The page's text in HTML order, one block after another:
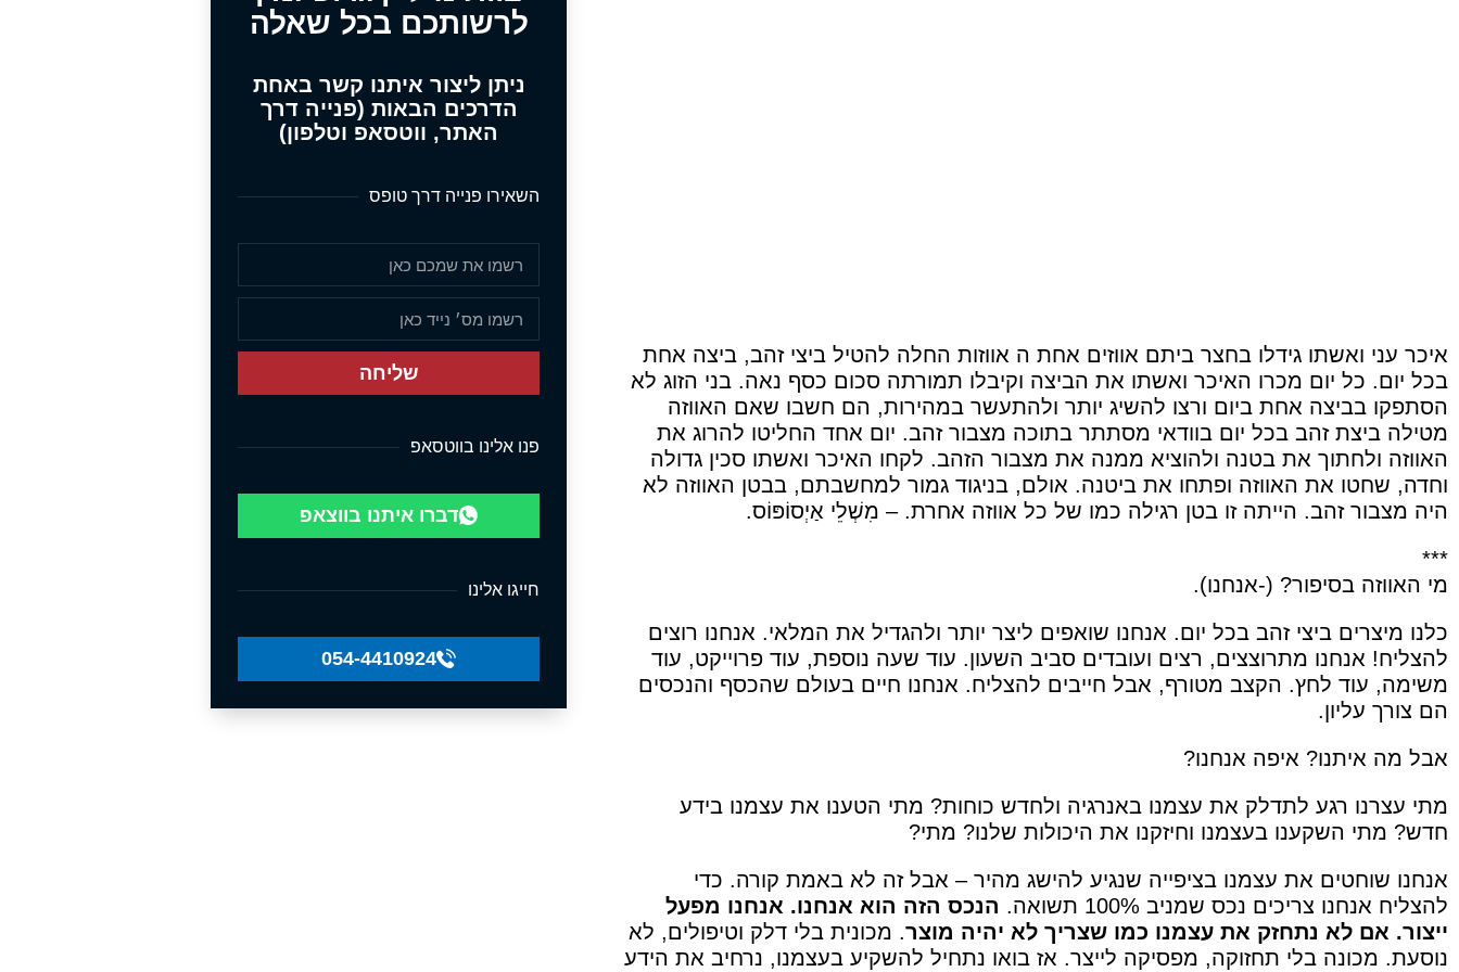
איכר עני ואשתו גידלו בחצר ביתם אווזים אחת ה אווזות החלה להטיל ביצי זהב, ביצה אחת
בכל יום. כל יום מכרו האיכר ואשתו את הביצה וקיבלו תמורתה סכום כסף נאה. בני הזוג לא
הסתפקו בביצה אחת ביום ורצו להשיג יותר ולהתעשר במהירות, הם חשבו שאם האווזה
מטילה ביצת זהב בכל יום בוודאי מסתתר בתוכה מצבור זהב. יום אחד החליטו להרוג את
האווזה ולחתוך את בטנה ולהוציא ממנה את מצבור הזהב. לקחו האיכר ואשתו סכין גדולה
וחדה, שחטו את האווזה ופתחו את ביטנה. אולם, בניגוד גמור למחשבתם, בבטן האווזה לא
היה מצבור זהב. הייתה זו בטן רגילה כמו של כל אווזה אחרת. – מִשְׁלֵי אַיְסוֹפּוֹס.
***
מי האווזה בסיפור? (-אנחנו).
כלנו מיצרים ביצי זהב בכל יום. אנחנו שואפים ליצר יותר ולהגדיל את המלאי. אנחנו רוצים
להצליח! אנחנו מתרוצצים, רצים ועובדים סביב השעון. עוד שעה נוספת, עוד פרוייקט, עוד
משימה, עוד לחץ. הקצב מטורף, אבל חייבים להצליח. אנחנו חיים בעולם שהכסף והנכסים
הם צורך עליון.
אבל מה איתנו? איפה אנחנו?
מתי עצרנו רגע לתדלק את עצמנו באנרגיה ולחדש כוחות? מתי הטענו את עצמנו בידע
חדש? מתי השקענו בעצמנו וחיזקנו את היכולות שלנו? מתי?
אנחנו שוחטים את עצמנו בציפייה שנגיע להישג מהיר – אבל זה לא באמת קורה. כדי
להצליח אנחנו צריכים נכס שמניב 100% תשואה.
הנכס הזה הוא אנחנו. אנחנו מפעל
ייצור. אם לא נתחזק את עצמנו כמו שצריך לא יהיה מוצר. מכונית בלי דלק וטיפולים, לא
נוסעת. מכונה בלי תחזוקה, מפסיקה לייצר. אז בואו נתחיל להשקיע בעצמנו, נרחיב את הידע
לרשותכם בכל שאלה
ניתן ליצור איתנו קשר באחת
הדרכים הבאות (פנייה דרך
האתר, ווטסאפ וטלפון)
השאירו פנייה דרך טופס
שליחה
פנו אלינו בווטסאפ
דברו איתנו בווצאפ
חייגו אלינו
054-4410924